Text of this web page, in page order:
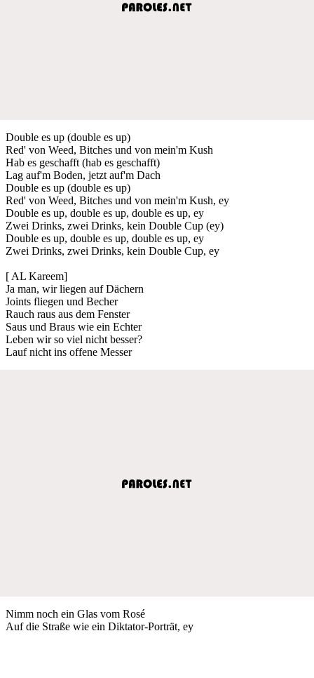
Double es up (double es up)
Red' von Weed, Bitches und von mein'm Kush
Hab es geschafft (hab es geschafft)
Lag auf'm Boden, jetzt auf'm Dach
Double es up (double es up)
Red' von Weed, Bitches und von mein'm Kush, ey
Double es up, double es up, double es up, ey
Zwei Drinks, zwei Drinks, kein Double Cup (ey)
Double es up, double es up, double es up, ey
Zwei Drinks, zwei Drinks, kein Double Cup, ey
[ AL Kareem]
Ja man, wir liegen auf Dächern
Joints fliegen und Becher
Rauch raus aus dem Fenster
Saus und Braus wie ein Echter
Leben wir so viel nicht besser?
Lauf nicht ins offene Messer
Nimm noch ein Glas vom Rosé
Auf die Straße wie ein Diktator-Porträt, ey